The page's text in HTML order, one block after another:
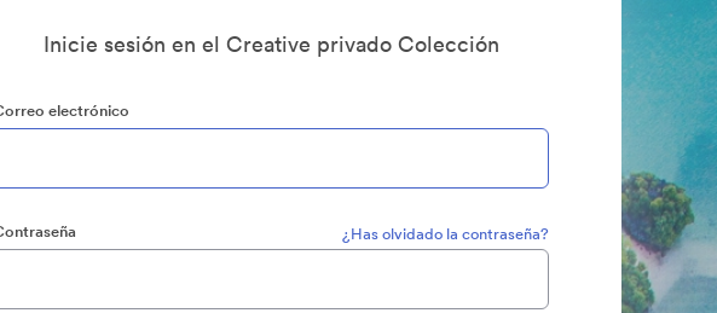
Inicie sesión en el Creative privado Colección
electrónico
¿Has olvidado la contraseña?